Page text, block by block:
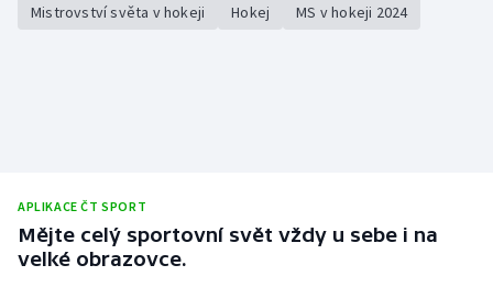
Mistrovství světa v hokeji Hokej MS v hokeji 2024
APLIKACE ČT SPORT
Mějte celý sportovní svět vždy u sebe i na
velké obrazovce.